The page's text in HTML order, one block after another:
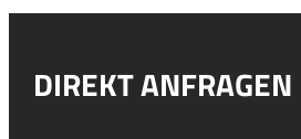
DIREKT ANFRAGEN